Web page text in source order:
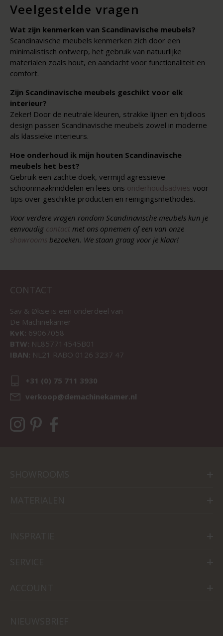
Veelgestelde vragen
Wat zijn kenmerken van Scandinavische meubels?
Scandinavische meubels kenmerken zich door een
minimalistisch ontwerp, het gebruik van natuurlijke
materialen zoals hout, en aandacht voor functionaliteit en
comfort.
Zijn Scandinavische meubels geschikt voor elk
interieur?
Zeker! Door de neutrale kleuren, strakke lijnen en tijdloos
design passen Scandinavische meubels zowel in moderne
als klassieke interieurs.
Hoe onderhoud ik mijn houten Scandinavische
meubels het best?
Gebruik een zachte doek, vermijd agressieve
schoonmaakmiddelen en lees ons onderhoudsadvies voor
tips over geschikte producten en reinigingsmethodes.
Voor verdere vragen rondom Scandinavische meubels kun je
eenvoudig contact met ons opnemen of een van onze
showrooms bezoeken. We staan graag voor je klaar!
CONTACT
Sav & Økse is een onderdeel van
De Machinekamer
KvK: 69067058
BTW: NL857714545B01
IBAN: NL21 RABO 0126 3237 47
+31 (0) 75 711 3930
verkoop@demachinekamer.nl